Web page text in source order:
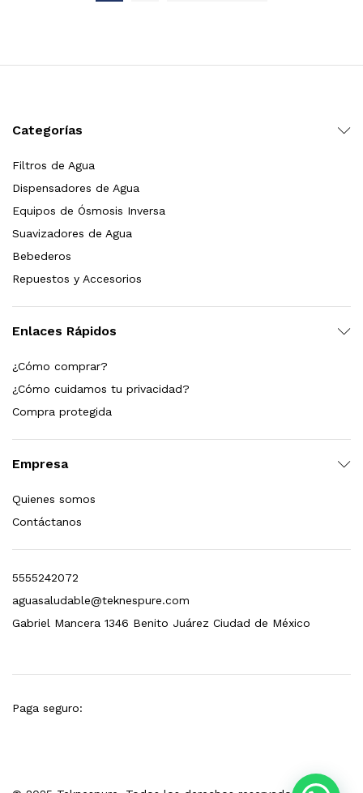
Categorías
Filtros de Agua
Dispensadores de Agua
Equipos de Ósmosis Inversa
Suavizadores de Agua
Bebederos
Repuestos y Accesorios
Enlaces Rápidos
¿Cómo comprar?
¿Cómo cuidamos tu privacidad?
Compra protegida
Empresa
Quienes somos
Contáctanos
5555242072
aguasaludable@teknespure.com
Gabriel Mancera 1346 Benito Juárez Ciudad de México
Paga seguro:
Leer más
2.5×10 Sedimentos Y Carbón Activado
al carrito
1,499.00